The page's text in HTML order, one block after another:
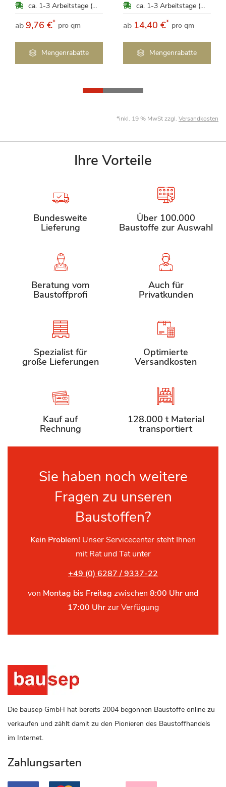
ca. 1-3 Arbeitstage (Mo-Fr)
ab9,76 €* pro qm
Mengenrabatte
ca. 1-3 Arbeitstage (Mo-Fr)
ab 14,40 €* pro qm
Mengenrabatte
*inkl. 19 % MwSt zzgl. Versandkosten
Ihre Vorteile
Bundesweite
Lieferung
Über 100.000
Baustoffe zur Auswahl
Beratung vom
Baustoffprofi
Auch für
Privatkunden
Spezialist für
große Lieferungen
Optimierte
Versandkosten
Kauf auf
Rechnung
128.000 t Material
transportiert
Sie haben noch weitere
Fragen zu unseren
Baustoffen?
Kein Problem! Unser Servicecenter steht Ihnen
mit Rat und Tat unter
+49 (0) 6287 / 9337-22
von Montag bis Freitag zwischen 8:00 Uhr und
17:00 Uhrzur Verfügung
Die bausep GmbH hat bereits 2004 begonnen Baustoffe online zu
verkaufen und zählt damit zu den Pionieren des Baustoffhandels
im Internet.
Zahlungsarten